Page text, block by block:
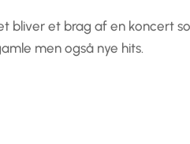
bliver et brag af en koncert
men også nye hits.